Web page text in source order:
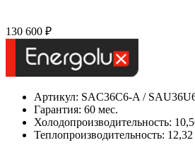
130 600 ₽
Артикул: SAС36С6-A /
Гарантия: 60 мес.
Холодопроизводительность:
Теплопроизводительность: